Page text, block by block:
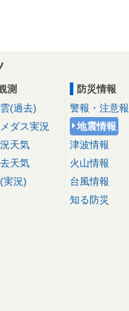
測
(過去)
ダス実況
天気
天気
実況)
防災情報
警報・注意報
地震情報
津波情報
火山情報
台風情報
知る防災